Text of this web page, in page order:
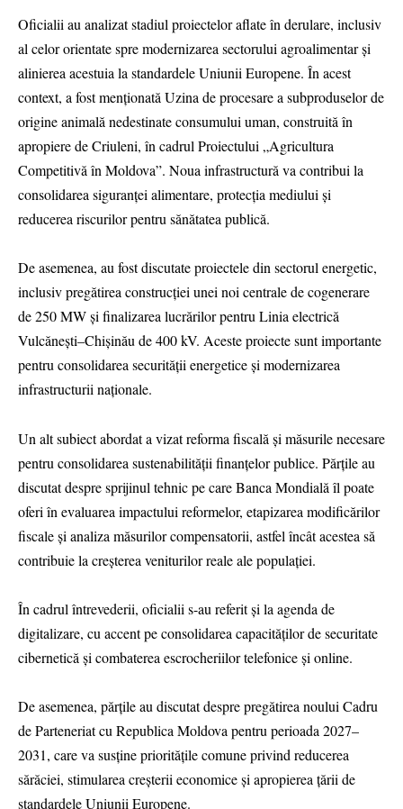
Oficialii au analizat stadiul proiectelor aflate în derulare, inclusiv
al celor orientate spre modernizarea sectorului agroalimentar și
alinierea acestuia la standardele Uniunii Europene. În acest
context, a fost menționată Uzina de procesare a subproduselor de
origine animală nedestinate consumului uman, construită în
apropiere de Criuleni, în cadrul Proiectului „Agricultura
Competitivă în Moldova”. Noua infrastructură va contribui la
consolidarea siguranței alimentare, protecția mediului și
reducerea riscurilor pentru sănătatea publică.
De asemenea, au fost discutate proiectele din sectorul energetic,
inclusiv pregătirea construcției unei noi centrale de cogenerare
de 250 MW și finalizarea lucrărilor pentru Linia electrică
Vulcănești–Chișinău de 400 kV. Aceste proiecte sunt importante
pentru consolidarea securității energetice și modernizarea
infrastructurii naționale.
Un alt subiect abordat a vizat reforma fiscală și măsurile necesare
pentru consolidarea sustenabilității finanțelor publice. Părțile au
discutat despre sprijinul tehnic pe care Banca Mondială îl poate
oferi în evaluarea impactului reformelor, etapizarea modificărilor
fiscale și analiza măsurilor compensatorii, astfel încât acestea să
contribuie la creșterea veniturilor reale ale populației.
În cadrul întrevederii, oficialii s-au referit și la agenda de
digitalizare, cu accent pe consolidarea capacităților de securitate
cibernetică și combaterea escrocheriilor telefonice și online.
De asemenea, părțile au discutat despre pregătirea noului Cadru
de Parteneriat cu Republica Moldova pentru perioada 2027–
2031, care va susține prioritățile comune privind reducerea
sărăciei, stimularea creșterii economice și apropierea țării de
standardele Uniunii Europene.